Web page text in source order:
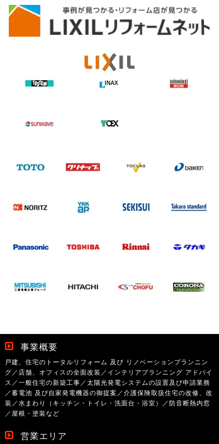
事業概要
戸建、住宅のトータルリフォーム 及び リノベーションプランニン
グ／店舗、オフィスの全面改装／インテリアプランニング アドバイ
ス／一般住宅の新築工事／太陽光発電システムの設置及び申請業務
／蓄電池 及び自家発電機器の御提案／介護保険取扱住宅の改修、改
装／水まわり（キッチン・トイレ・洗面台・浴室）／防音断熱内窓
／屋根・塗装など
営業エリア